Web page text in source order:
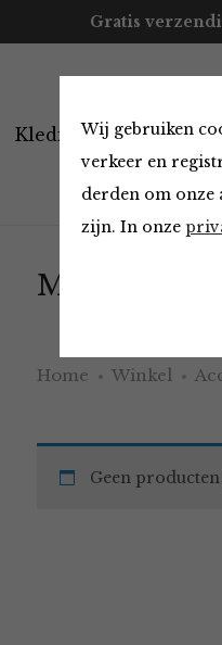
Wij gebruiken
verkeer en
derden om onze
zijn. In onze
Gratis
Kleding
Must Haves
Home Winkel
Geen